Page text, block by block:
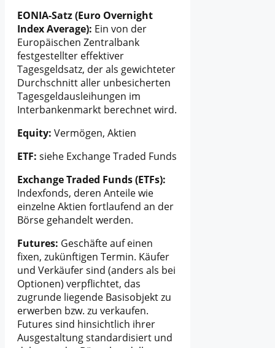
EONIA-Satz (Euro Overnight
Index Average): Ein von der
Europäischen Zentralbank
festgestellter effektiver
Tagesgeldsatz, der als gewichteter
Durchschnitt aller unbesicherten
Tagesgeldausleihungen im
Interbankenmarkt berechnet wird.
Equity: Vermögen, Aktien
ETF: siehe Exchange Traded Funds
Exchange Traded Funds (ETFs):
Indexfonds, deren Anteile wie
einzelne Aktien fortlaufend an der
Börse gehandelt werden.
Futures: Geschäfte auf einen
fixen, zukünftigen Termin. Käufer
und Verkäufer sind (anders als bei
Optionen) verpflichtet, das
zugrunde liegende Basisobjekt zu
erwerben bzw. zu verkaufen.
Futures sind hinsichtlich ihrer
Ausgestaltung standardisiert und